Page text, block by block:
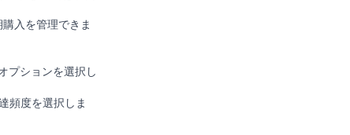
入を管理できま
プションを選択し
頻度を選択しま